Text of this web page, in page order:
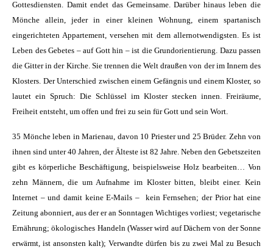
Gottesdiensten. Damit endet das Gemeinsame. Darüber hinaus leben die
Mönche allein, jeder in einer kleinen Wohnung, einem spartanisch
eingerichteten Appartement, versehen mit dem allernotwendigsten. Es ist
Leben des Gebetes – auf Gott hin – ist die Grundorientierung. Dazu passen
die Gitter in der Kirche. Sie trennen die Welt draußen von der im Innern des
Klosters. Der Unterschied zwischen einem Gefängnis und einem Kloster, so
lautet ein Spruch: Die Schlüssel im Kloster stecken innen. Freiräume,
Freiheit entsteht, um offen und frei zu sein für Gott und sein Wort.
35 Mönche leben in Marienau, davon 10 Priester und 25 Brüder. Zehn von
ihnen sind unter 40 Jahren, der Älteste ist 82 Jahre. Neben den Gebetszeiten
gibt es körperliche Beschäftigung, beispielsweise Holz bearbeiten… Von
zehn Männern, die um Aufnahme im Kloster bitten, bleibt einer. Kein
Internet – und damit keine E-Mails – kein Fernsehen; der Prior hat eine
Zeitung abonniert, aus der er an Sonntagen Wichtiges vorliest; vegetarische
Ernährung; ökologisches Handeln (Wasser wird auf Dächern von der Sonne
erwärmt, ist ansonsten kalt); Verwandte dürfen bis zu zwei Mal zu Besuch